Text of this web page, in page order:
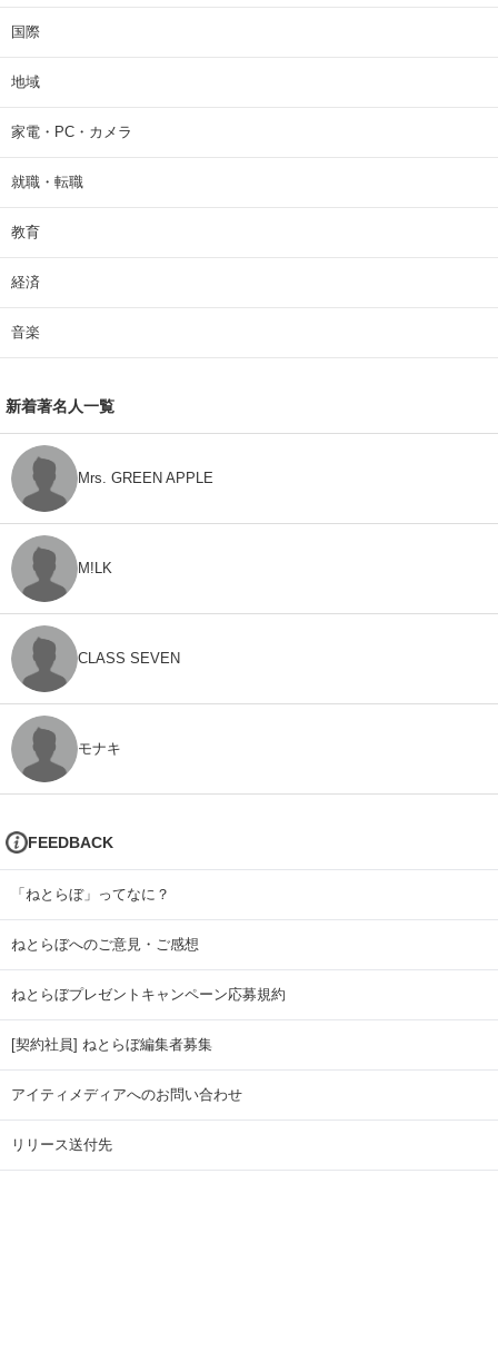
国際
地域
家電・PC・カメラ
就職・転職
教育
経済
音楽
新着著名人一覧
Mrs. GREEN APPLE
M!LK
CLASS SEVEN
モナキ
FEEDBACK
「ねとらぼ」ってなに？
ねとらぼへのご意見・ご感想
ねとらぼプレゼントキャンペーン応募規約
[契約社員] ねとらぼ編集者募集
アイティメディアへのお問い合わせ
リリース送付先